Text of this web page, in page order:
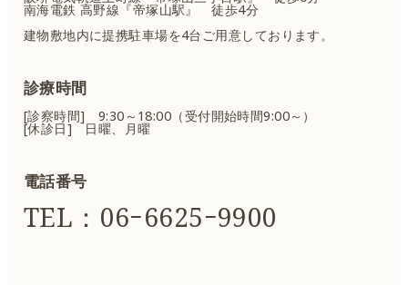
南海電鉄 高野線『帝塚山駅』 徒歩4分
建物敷地内に提携駐車場を4台ご用意しております。
診療時間
[診察時間] 9:30～18:00（受付開始時間9:00～）
[休診日] 日曜、月曜
電話番号
TEL：06ｰ6625ｰ9900